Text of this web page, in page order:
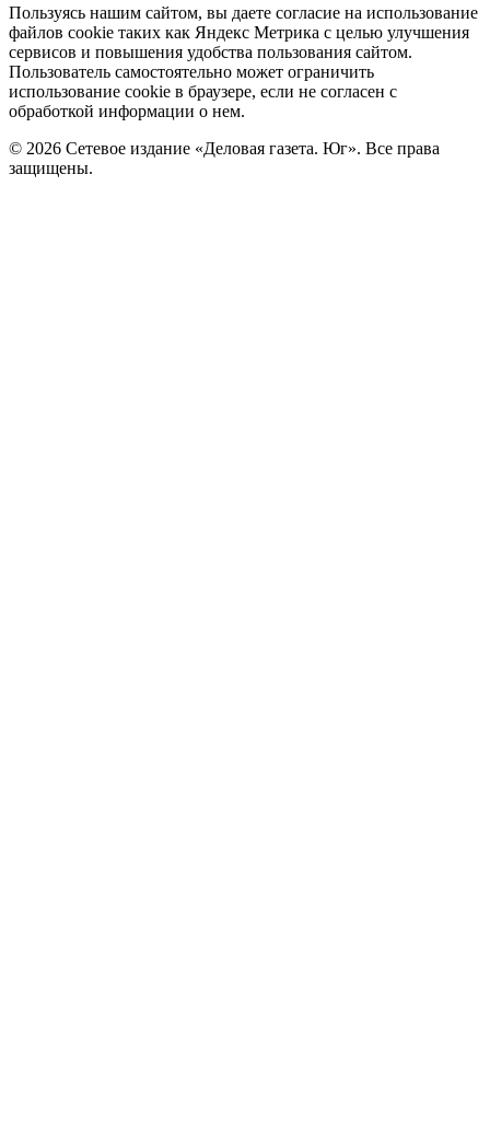
Политика
cookie
Пользуясь нашим сайтом, вы даете согласие на использование
файлов cookie таких как Яндекс Метрика с целью улучшения
сервисов и повышения удобства пользования сайтом.
Пользователь самостоятельно может ограничить
использование cookie в браузере, если не согласен с
обработкой информации о нем.
© 2026 Сетевое издание «Деловая газета. Юг». Все права
защищены.